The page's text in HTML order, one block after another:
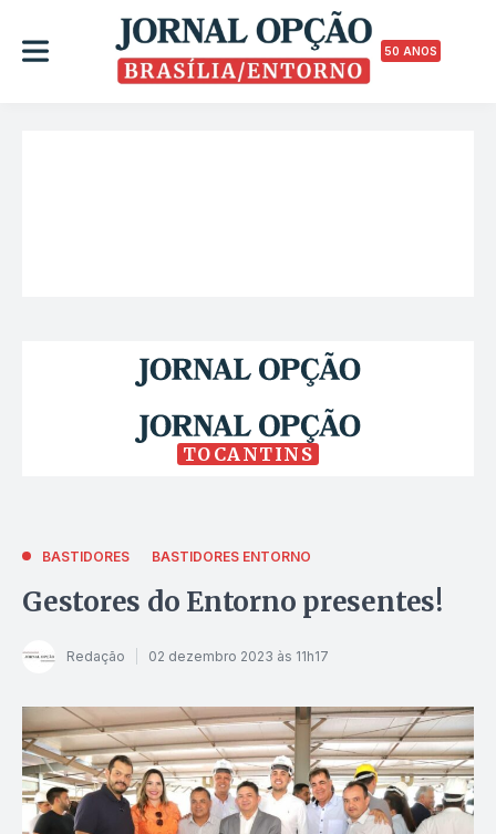
50 ANOS
TOCANTINS
BASTIDORES BASTIDORES ENTORNO
Gestores do Entorno presentes!
Redação 02 dezembro 2023 às 11h17